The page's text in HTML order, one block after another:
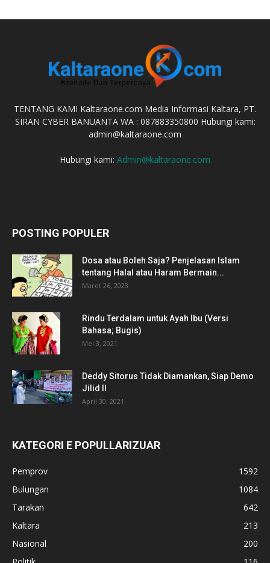
TENTANG KAMI Kaltaraone.com Media Informasi Kaltara, PT.
SIRAN CYBER BANUANTA WA : 087883350800 Hubungi kami:
admin@kaltaraone.com
Hubungi kami: Admin@kaltaraone.com
POSTING POPULER
Dosa atau Boleh Saja? Penjelasan Islam
tentang Halal atau Haram Bermain...
Maret 26, 2023
Rindu Terdalam untuk Ayah Ibu (Versi
Bahasa; Bugis)
Mei 3, 2021
Deddy Sitorus Tidak Diamankan, Siap Demo
Jilid II
April 30, 2021
KATEGORI E POPULLARIZUAR
Pemprov
1592
Bulungan
1084
Tarakan
642
Kaltara
213
Nasional
200